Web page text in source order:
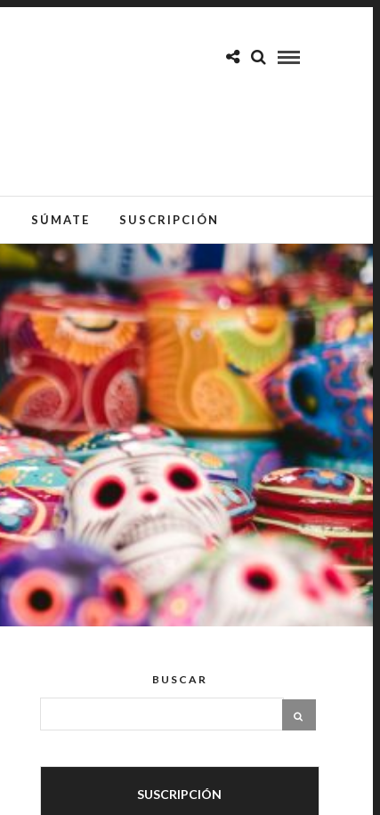
SÚMATE SUSCRIPCIÓN
BUSCAR
SUSCRIPCIÓN